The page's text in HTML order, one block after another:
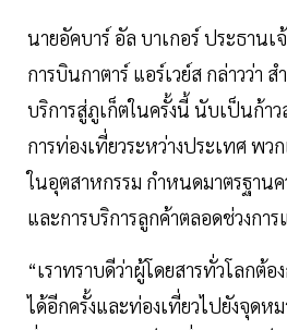
นายอัคบาร์ อัล บาเกอร์ ประธาน
การบินกาตาร์ แอร์เวย์ส กล่าวว่า
บริการสู่ภูเก็ตในครั้งนี้ นับเป็นก้า
การท่องเที่ยวระหว่างประเทศ พว
ในอุตสาหกรรม กำหนดมาตรฐาน
และการบริการลูกค้าตลอดช่วงกา
“เราทราบดีว่าผู้โดยสารทั่วโลกต้
ได้อีกครั้งและท่องเที่ยวไปยังจุดห